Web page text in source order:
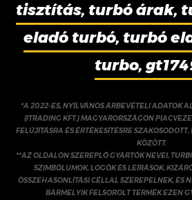
tisztítás, turbó árak,
eladó turbó, turbó
turbo,
*A 2022-ES, NYÍLVÁNOS ÁRBEVÉTELI ADATOK
(ITRADING KFT.) MAGYARORSZÁGON
FELÚJÍTÁSRA ÉS ÉRTÉKESÍTÉSRE
KÖZÖTT.
**AZ OLDALON SZEREPLŐ GYÁRTÓK NEVEI,
SZIMBÓLUMOK, LOGÓK ÉS LEÍRÁSOK,
ÖSSZEHASONLÍTÁSI CÉLLAL SZEREPELNEK, ÉS
BÁRMELYIK FELSOROLT TERMÉK EZEN